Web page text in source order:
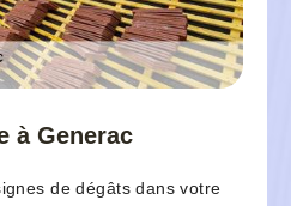
à Generac
de dégâts dans votre